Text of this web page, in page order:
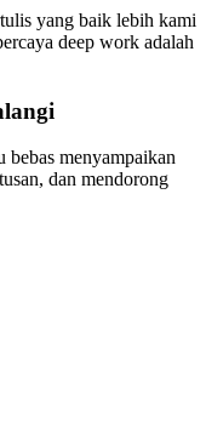
yang baik lebih kami
deep work adalah
bebas menyampaikan
dan mendorong